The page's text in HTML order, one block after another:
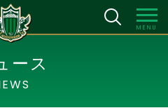
MENU
ース